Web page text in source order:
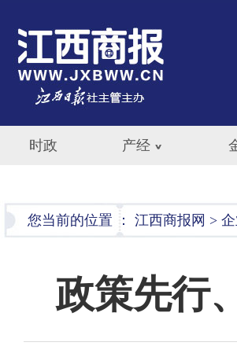
时政 产经
您当前的位置 ： 江西商报网 >
政策先行